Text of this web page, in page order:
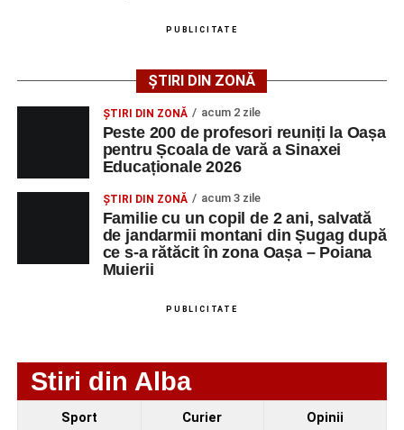
august 2026, precum și datele de contact ale
OCUPAŢIA
NR.
LMV
MAIL
Technology Srl
OPERATOR LA
CU COMANDA
NUMERICA
Adaugă-ne ca sursă preferată
Ultimele știri din Sebeș
PUBLICITATE
ȘTIRI DIN ZONĂ
ȘTIRI DIN ZONĂ acum 2 zile
Peste 200 de profesori reuniți la Oașa
pentru Școala de vară a Sinaxei
Educaționale 2026
ȘTIRI DIN ZONĂ acum 3 zile
Familie cu un copil de 2 ani, salvată
de jandarmii montani din Șugag după
ce s-a rătăcit în zona Oașa – Poiana
Muierii
PUBLICITATE
Stiri din Alba
Sport Curier Opinii